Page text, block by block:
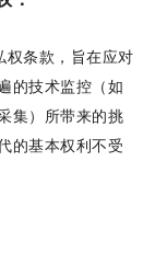
条款，旨在应对
的技术监控（如
集）所带来的挑
的基本权利不受